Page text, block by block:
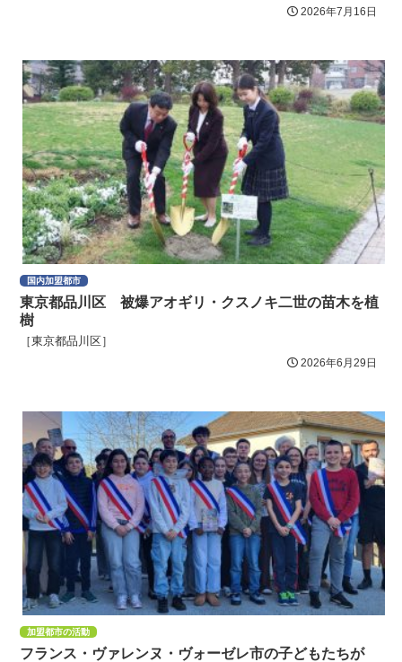
2026年7月16日
国内加盟都市
東京都品川区 被爆アオギリ・クスノキ二世の苗木を植
樹
［東京都品川区］
2026年6月29日
加盟都市の活動
フランス・ヴァレンヌ・ヴォーゼレ市の子どもたちが